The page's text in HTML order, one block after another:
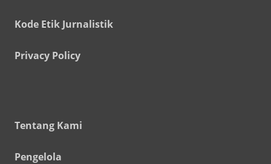
Kode Etik Jurnalistik
Privacy Policy
Tentang Kami
Pengelola